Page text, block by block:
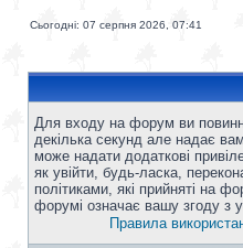
Сьогодні: 07 серпня 2026, 07:41
Для входу на форум ви
декілька секунд але надає
може надати додаткові
як увійти, будь-ласка,
політиками, які прийняті на
форумі означає вашу згоду з
Правила